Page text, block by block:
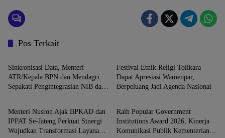
Pos Terkait
Nasional
Sinkronisasi Data, Menteri
ATR/Kepala BPN dan Mendagri
Sepakati Pengintegrasian NIB dan
Festival Etnik Religi Tolikara
Dapat Apresiasi Wamenpar,
Berpeluang Jadi Agenda Nasional
Nasional
Menteri Nusron Ajak BPKAD dan
IPPAT Se-Jateng Perkuat Sinergi
Wujudkan Transformasi Layanan
Nasional
Raih Popular Government
Institutions Award 2026, Kinerja
Komunikasi Publik Kementerian
Nasional Nasional